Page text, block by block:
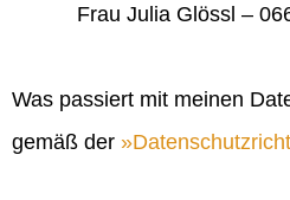
Frau Julia Glössl –
Was passiert mit meinen
gemäß der